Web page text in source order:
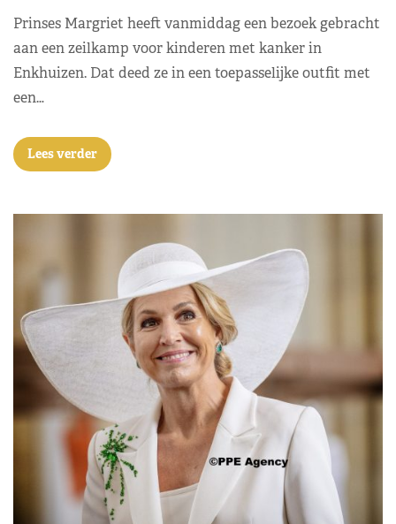
Prinses Margriet heeft vanmiddag een bezoek gebracht
aan een zeilkamp voor kinderen met kanker in
Enkhuizen. Dat deed ze in een toepasselijke outfit met
een…
Lees verder